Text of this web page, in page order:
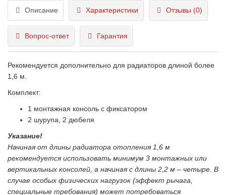
Описание Характеристики Отзывы (0)
Вопрос-ответ Гарантия
Рекомендуется дополнительно для радиаторов длиной более
1,6 м.
Комплект:
1 монтажная консоль с фиксатором
2 шурупа, 2 дюбеля
Указание!
Начиная от длины радиатора отопления 1,6 м
рекомендуется использовать минимум 3 монтажных или
вертикальных консолей, а начиная с длины 2,2 м – четыре. В
случае особых физических нагрузок (эффект рычага,
специальные требования) может потребоваться